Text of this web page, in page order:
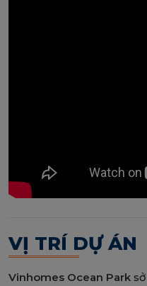
VỊ TRÍ DỰ ÁN
Vinhomes Ocean Park